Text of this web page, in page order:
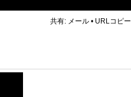
共有: メール • URLコピー